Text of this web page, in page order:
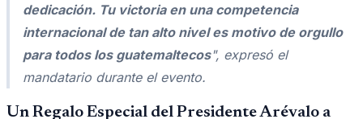
dedicación. Tu victoria en una competencia
internacional de tan alto nivel es motivo de orgullo
para todos los guatemaltecos", expresó el
mandatario durante el evento.
Un Regalo Especial del Presidente Arévalo a